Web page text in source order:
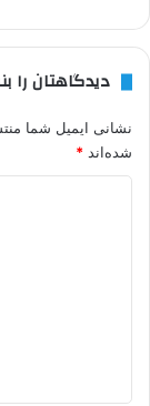
دیدگاهتان را
نشانی ایمیل شما
شده‌اند *